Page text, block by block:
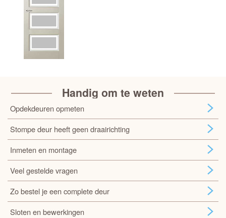
Handig om te weten
Opdekdeuren opmeten
Stompe deur heeft geen draairichting
Inmeten en montage
Veel gestelde vragen
Zo bestel je een complete deur
Sloten en bewerkingen